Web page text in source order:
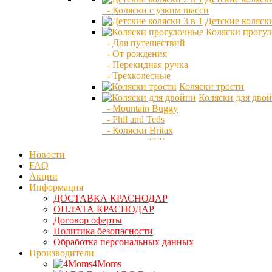
- Коляски с узким шасси
Детские
Коляски
- Для путешествий
- От рождения
- Перекидная ручка
- Трехколесные
Коляски трости
Коляски для
- Mountain Buggy
- Phil and Teds
- Коляски Britax
- коляски TFK
Адаптеры для автокресла
Аксессуары для колясок
Детская мебель
- Колыбели Италия
- Колыбели плетёные Italbaby
- Колыбели Япония
Новости
FAQ
Акции
Информация
ДОСТАВКА КРАСНОДАР
ОПЛАТА КРАСНОДАР
Договор оферты
Политика безопасности
Обработка персональных данных
Производители
4Moms